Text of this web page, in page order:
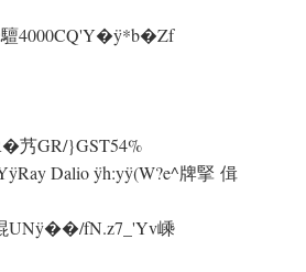
驙4000CQ'Y� ÿ*b�Zf
艿GR/}GST54%
Dalio ÿh:y ÿ(W?e^牌掔 偮
N ÿ��/fN.z7_'Yv嵊